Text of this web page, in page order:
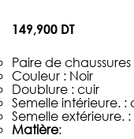
149,900 DT
Paire de
Couleur : Noir
Doublure : cuir
Semelle intérieure. :
Semelle
Matière: